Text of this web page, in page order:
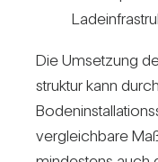
Die Umset­zung
struktur kann
ver­gleich­bare